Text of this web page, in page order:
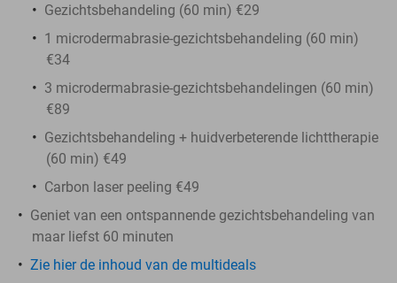
Gezichtsbehandeling (60 min) €29
1 microdermabrasie-gezichtsbehandeling (60 min)
€34
3 microdermabrasie-gezichtsbehandelingen (60 min)
€89
Gezichtsbehandeling + huidverbeterende lichttherapie
(60 min) €49
Carbon laser peeling €49
Geniet van een ontspannende gezichtsbehandeling van
maar liefst 60 minuten
Zie hier de inhoud van de multideals